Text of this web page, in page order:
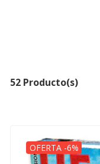
52 Producto(s)
OFERTA -6%